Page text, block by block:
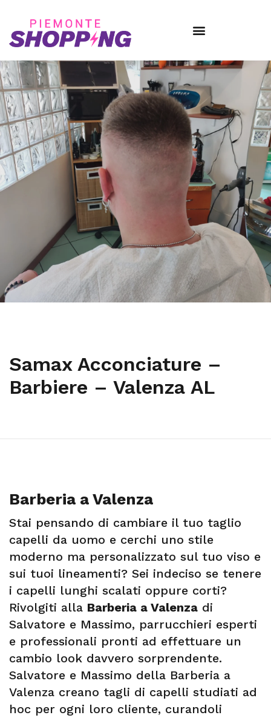
Samax Acconciature –
Barbiere – Valenza AL
Barberia a Valenza
Stai pensando di cambiare il tuo taglio
capelli da uomo e cerchi uno stile
moderno ma personalizzato sul tuo viso e
sui tuoi lineamenti? Sei indeciso se tenere
i capelli lunghi scalati oppure corti?
Rivolgiti alla Barberia a Valenza di
Salvatore e Massimo, parrucchieri esperti
e professionali pronti ad effettuare un
cambio look davvero sorprendente.
Salvatore e Massimo della Barberia a
Valenza creano tagli di capelli studiati ad
hoc per ogni loro cliente, curandoli